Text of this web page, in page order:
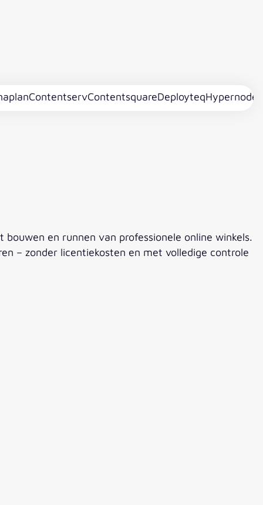
ContentservContentsquareDeployteqHypernode
en runnen van professionele online winkels.
– zonder licentiekosten en met volledige controle